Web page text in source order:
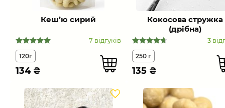
Кеш’ю сирий
7 відгуків
120г
134₴
Кокосова стружка
(дрібна)
3
250 г
135 ₴